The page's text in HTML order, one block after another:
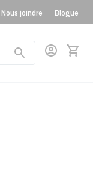
Nous joindre Blogue